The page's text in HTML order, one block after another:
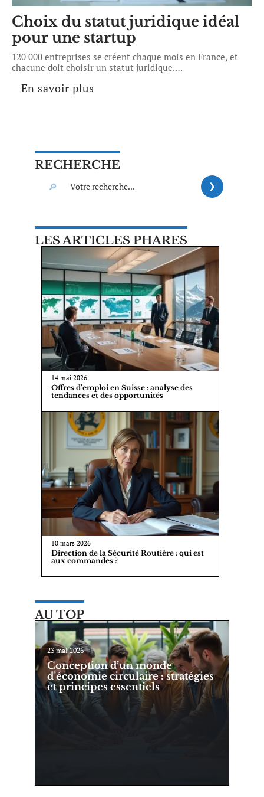
Choix du statut juridique idéal
pour une startup
120 000 entreprises se créent chaque mois en France, et
chacune doit choisir un statut juridique.…
En savoir plus
RECHERCHE
LES ARTICLES PHARES
14 mai 2026
Offres d’emploi en Suisse : analyse des
tendances et des opportunités
10 mars 2026
Direction de la Sécurité Routière : qui est
aux commandes ?
AU TOP
23 mai 2026
Conception d’un monde
d’économie circulaire : stratégies
et principes essentiels